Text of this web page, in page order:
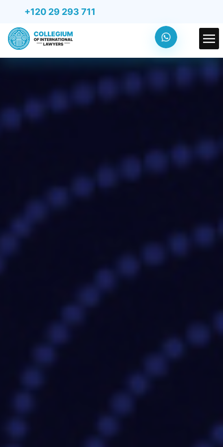
+120 29 293 711